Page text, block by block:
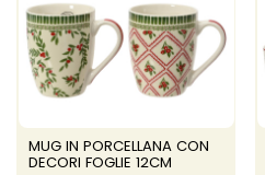
MUG IN PORCELLANA CON
DECORI FOGLIE 12CM